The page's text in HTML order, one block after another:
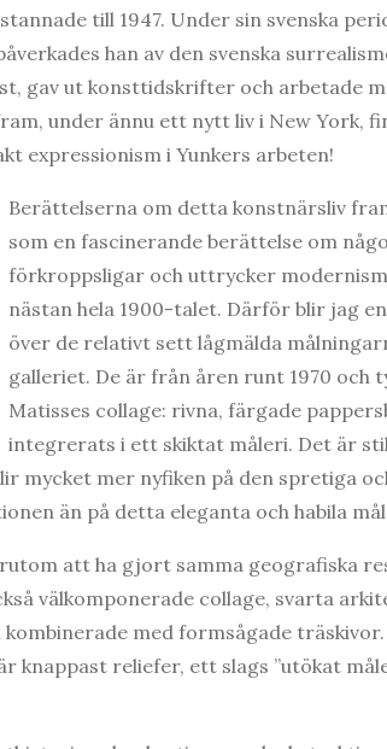
till 1947. Under sin svenska
han av den svenska
gav ut konsttidskrifter och arbetade
under ännu ett nytt liv i New York,
expressionism i Yunkers arbeten!
Berättelserna om detta konstnärsliv
som en fascinerande berättelse om
förkroppsligar och uttrycker
nästan hela 1900-talet. Därför blir jag
över de relativt sett lågmälda
galleriet. De är från åren runt 1970 och
Matisses collage: rivna, färgade
integrerats i ett skiktat måleri. Det är
mycket mer nyfiken på den spretiga
än på detta eleganta och habila
att ha gjort samma geografiska
välkomponerade collage, svarta
med formsågade
knappast reliefer, ett slags ”utökat